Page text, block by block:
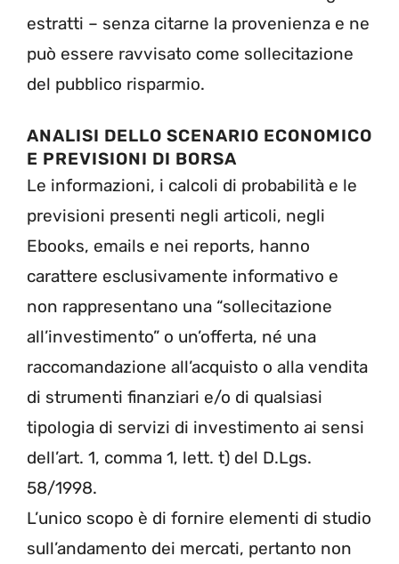
estratti – senza citarne la provenienza e ne
può essere ravvisato come sollecitazione
del pubblico risparmio.
ANALISI DELLO SCENARIO ECONOMICO
E PREVISIONI DI BORSA
Le informazioni, i calcoli di probabilità e le
previsioni presenti negli articoli, negli
Ebooks, emails e nei reports, hanno
carattere esclusivamente informativo e
non rappresentano una “sollecitazione
all’investimento” o un’offerta, né una
raccomandazione all’acquisto o alla vendita
di strumenti finanziari e/o di qualsiasi
tipologia di servizi di investimento ai sensi
dell’art. 1, comma 1, lett. t) del D.Lgs.
58/1998.
L’unico scopo è di fornire elementi di studio
sull’andamento dei mercati, pertanto non